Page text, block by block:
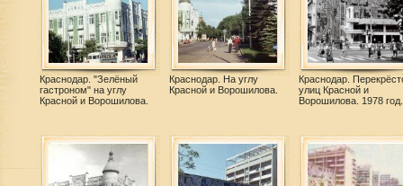
Краснодар. "Зелёный
гастроном" на углу
Красной и Ворошилова.
Краснодар. На углу
Красной и Ворошилова.
Краснодар.
улиц Красной и
Ворошилова. 1978 год.